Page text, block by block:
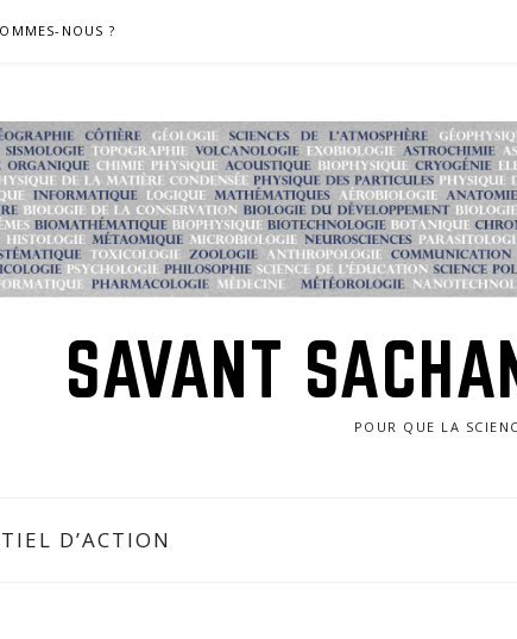
NOUS ?
SAVANT
POUR QUE LA
D’ACTION